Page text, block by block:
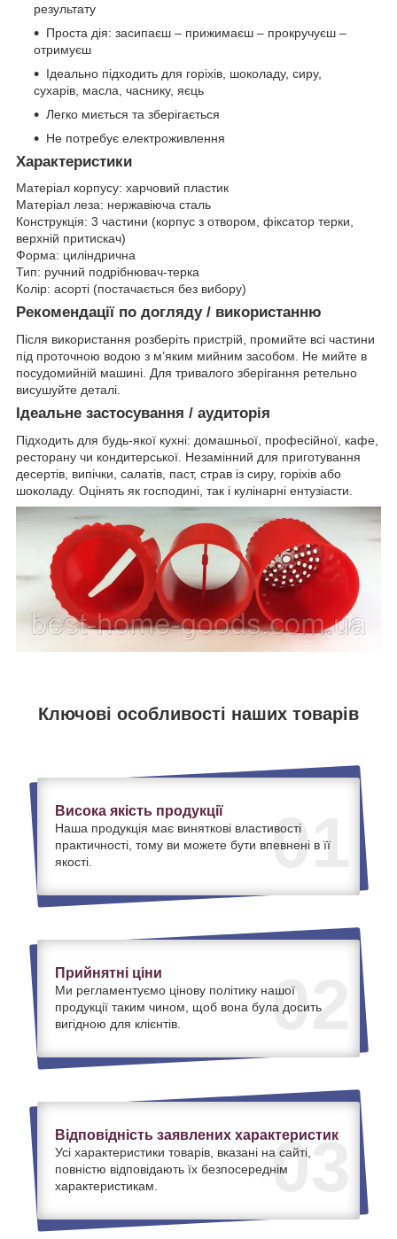
результату
Проста дія: засипаєш – прижимаєш – прокручуєш –
отримуєш
Ідеально підходить для горіхів, шоколаду, сиру,
сухарів, масла, часнику, яєць
Легко миється та зберігається
Не потребує електроживлення
Характеристики
Матеріал корпусу: харчовий пластик
Матеріал леза: нержавіюча сталь
Конструкція: 3 частини (корпус з отвором, фіксатор терки,
верхній притискач)
Форма: циліндрична
Тип: ручний подрібнювач-терка
Колір: асорті (постачається без вибору)
Рекомендації по догляду / використанню
Після використання розберіть пристрій, промийте всі частини
під проточною водою з м’яким мийним засобом. Не мийте в
посудомийній машині. Для тривалого зберігання ретельно
висушуйте деталі.
Ідеальне застосування / аудиторія
Підходить для будь-якої кухні: домашньої, професійної, кафе,
ресторану чи кондитерської. Незамінний для приготування
десертів, випічки, салатів, паст, страв із сиру, горіхів або
шоколаду. Оцінять як господині, так і кулінарні ентузіасти.
Ключові особливості наших товарів
01
Висока якість продукції
Наша продукція має виняткові властивості
практичності, тому ви можете бути впевнені в її
якості.
02
Прийнятні ціни
Ми регламентуємо цінову політику нашої
продукції таким чином, щоб вона була досить
вигідною для клієнтів.
03
Відповідність заявлених характеристик
Усі характеристики товарів, вказані на сайті,
повністю відповідають їх безпосереднім
характеристикам.